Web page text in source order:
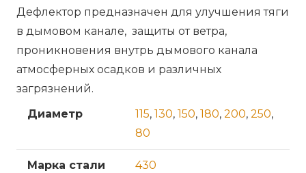
Дефлектор предназначен для улучшения тяги
в дымовом канале, защиты от ветра,
проникновения внутрь дымового канала
атмосферных осадков и различных
загрязнений.
Диаметр
115, 130, 150, 180, 200, 250,
80
Марка стали 430